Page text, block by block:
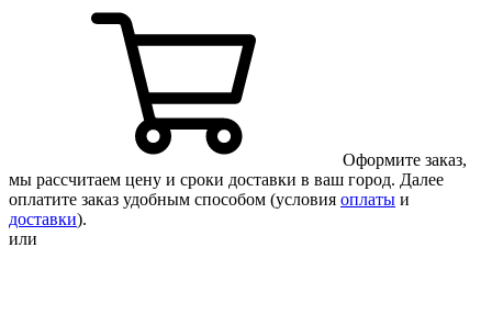
Оформите заказ,
мы рассчитаем цену и сроки доставки в ваш город. Далее
оплатите заказ удобным способом (условия оплаты и
доставки).
или